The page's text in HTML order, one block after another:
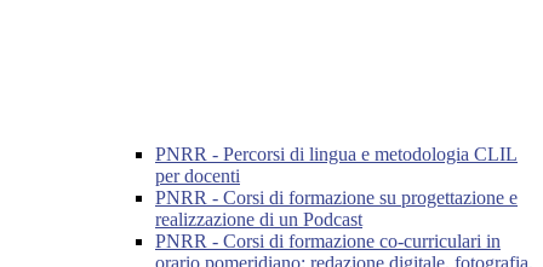
PNRR - Percorsi di lingua e metodologia CLIL
per docenti
PNRR - Corsi di formazione su progettazione e
realizzazione di un Podcast
PNRR - Corsi di formazione co-curriculari in